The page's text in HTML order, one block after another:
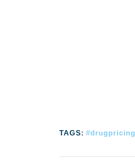
TAGS: #drugpricing